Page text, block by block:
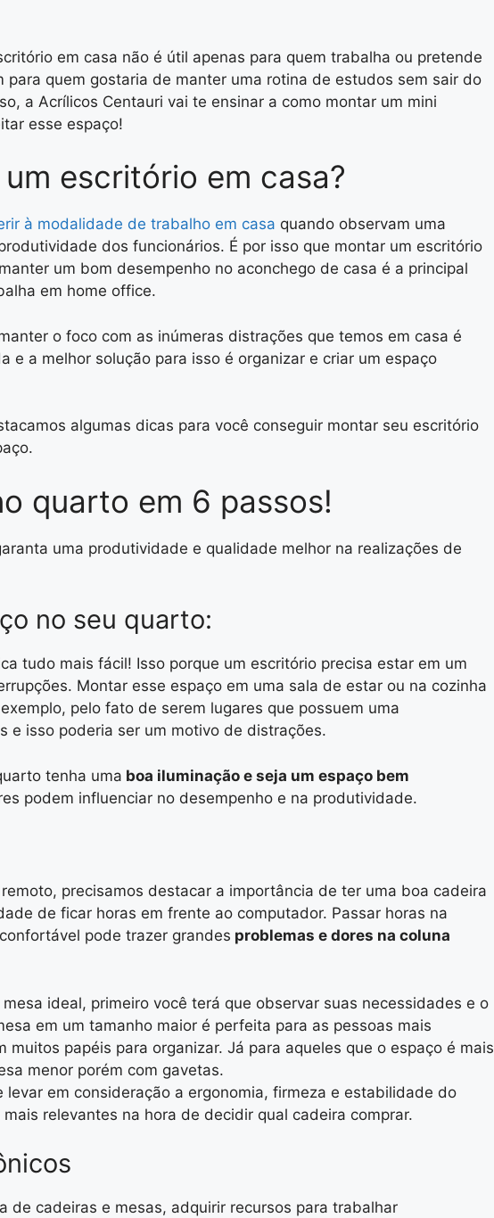
em casa não é útil apenas para quem trabalha ou pretende
para quem gostaria de manter uma rotina de estudos sem sair do
a Acrílicos Centauri vai te ensinar a como montar um mini
esse espaço!
escritório em casa?
à modalidade de trabalho em casa quando observam uma
dos funcionários. É por isso que montar um escritório
um bom desempenho no aconchego de casa é a principal
em home office.
o foco com as inúmeras distrações que temos em casa é
e a melhor solução para isso é organizar e criar um espaço
algumas dicas para você conseguir montar seu escritório
quarto em 6 passos!
uma produtividade e qualidade melhor na realizações de
no seu quarto:
tudo mais fácil! Isso porque um escritório precisa estar em um
Montar esse espaço em uma sala de estar ou na cozinha
pelo fato de serem lugares que possuem uma
e isso poderia ser um motivo de distrações.
tenha uma boa iluminação e seja um espaço bem
podem influenciar no desempenho e na produtividade.
precisamos destacar a importância de ter uma boa cadeira
de ficar horas em frente ao computador. Passar horas na
pode trazer grandes problemas e dores na coluna
ideal, primeiro você terá que observar suas necessidades e o
em um tamanho maior é perfeita para as pessoas mais
muitos papéis para organizar. Já para aqueles que o espaço é mais
menor porém com gavetas.
levar em consideração a ergonomia, firmeza e estabilidade do
relevantes na hora de decidir qual cadeira comprar.
de cadeiras e mesas, adquirir recursos para trabalhar